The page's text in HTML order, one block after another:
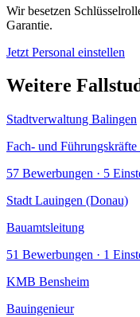
Wir besetzen
Garantie.
Jetzt Personal einstellen
Weitere
Stadtverwaltung Balingen
Fach- und
57 Bewerbungen · 5
Stadt Lauingen (Donau)
Bauamtsleitung
51 Bewerbungen · 1
KMB Bensheim
Bauingenieur